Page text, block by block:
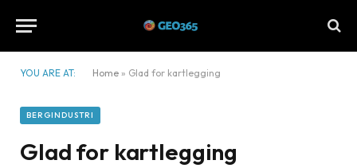
YOU ARE AT: Home » Glad for kartlegging
BERGINDUSTRI
Glad for kartlegging